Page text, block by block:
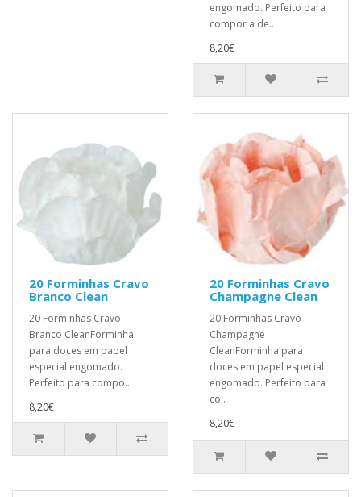
engomado. Perfeito para
compor a de..
8,20€
20 Forminhas Cravo
Branco Clean
20 Forminhas Cravo
Branco CleanForminha
para doces em papel
especial engomado.
Perfeito para compo..
8,20€
20 Forminhas Cravo
Champagne Clean
20 Forminhas Cravo
Champagne
CleanForminha para
doces em papel especial
engomado. Perfeito para
co..
8,20€